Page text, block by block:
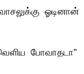
ஓடினான்
போவாதடா”